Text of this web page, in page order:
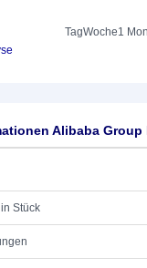
TagWoche1
Alibaba Group
Stück